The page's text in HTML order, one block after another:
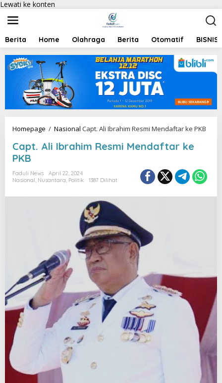
Lewati ke konten
Berita Home Olahraga Berita Otomatif BISNIS
Homepage / Nasional Capt. Ali Ibrahim Resmi Mendaftar ke PKB
Capt. Ali Ibrahim Resmi Mendaftar ke
PKB
Faduli News
April 22, 2024
Nasional, Nusantara, Politik 1387 Dilihat